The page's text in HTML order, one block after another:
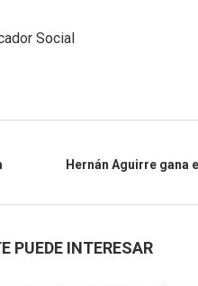
Social
Hernán Aguirre gana
PUEDE INTERESAR